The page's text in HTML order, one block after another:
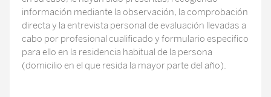
información mediante la observación, la comprobación
directa y la entrevista personal de evaluación llevadas a
cabo por profesional cualificado y formulario especifico
para ello en la residencia habitual de la persona
(domicilio en el que resida la mayor parte del año).